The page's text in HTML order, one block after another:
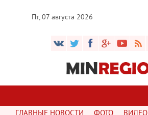
Пт, 07 августа 2026